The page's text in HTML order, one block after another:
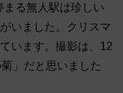
る無人駅は珍しい
いました。クリスマ
います。撮影は、12
」だと思いました